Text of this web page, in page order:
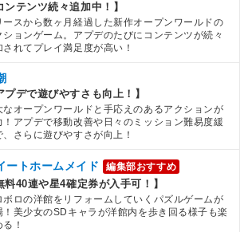
ンテンツ続々追加中！】
ースから数ヶ月経過した新作オープンワールドの
ションゲーム。アプデのたびにコンテンツが続々
されてプレイ満足度が高い！
プデで遊びやすさも向上！】
なオープンワールドと手応えのあるアクションが
！アプデで移動改善や日々のミッション難易度緩
、さらに遊びやすさが向上！
ートホームメイド 編集部おすすめ
料40連や星4確定券が入手可！】
ボロの洋館をリフォームしていくパズルゲームが
！美少女のSDキャラが洋館内を歩き回る様子も楽
る！